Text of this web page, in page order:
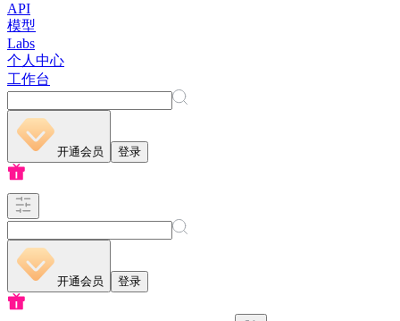
API
模型
Labs
个人中心
工作台
开通会员 登录
开通会员 登录